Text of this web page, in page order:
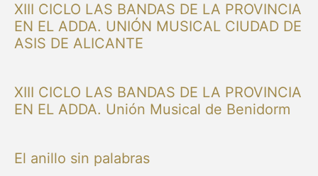
XIII CICLO LAS BANDAS DE LA PROVINCIA
EN EL ADDA. UNIÓN MUSICAL CIUDAD DE
ASIS DE ALICANTE
XIII CICLO LAS BANDAS DE LA PROVINCIA
EN EL ADDA. Unión Musical de Benidorm
El anillo sin palabras